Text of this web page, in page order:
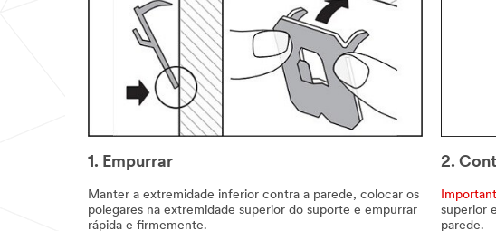
1. Empurrar
Manter a extremidade inferior contra a parede, colocar os
polegares na extremidade superior do suporte e empurrar
rápida e firmemente.
2.
superior
parede.